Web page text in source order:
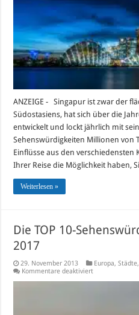
ANZEIGE - Singapur ist zwar der
Südostasiens, hat sich über die
entwickelt und lockt jährlich mit
Sehenswürdigkeiten Millionen von
Einflüsse aus den verschiedensten
Ihrer Reise die Möglichkeit haben,
Weiterlesen »
Die TOP 10-
2017
29. November 2013 Europa,Städte
Kommentare deaktiviertfür